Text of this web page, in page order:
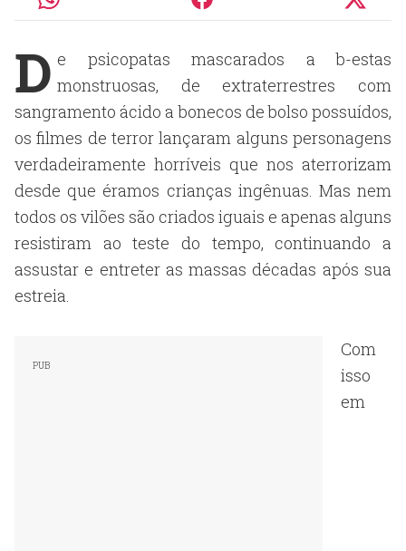
D e psicopatas mascarados a b-estas
monstruosas, de extraterrestres com
sangramento ácido a bonecos de bolso possuídos,
os filmes de terror lançaram alguns personagens
verdadeiramente horríveis que nos aterrorizam
desde que éramos crianças ingênuas. Mas nem
todos os vilões são criados iguais e apenas alguns
resistiram ao teste do tempo, continuando a
assustar e entreter as massas décadas após sua
estreia.
Com
isso
em